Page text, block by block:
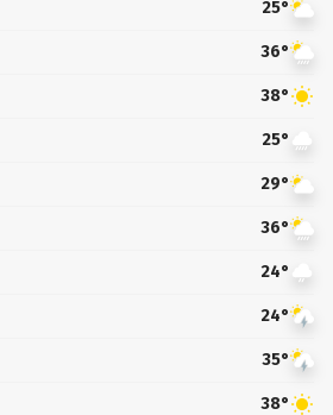
25°
36°
38°
25°
29°
36°
24°
24°
35°
38°